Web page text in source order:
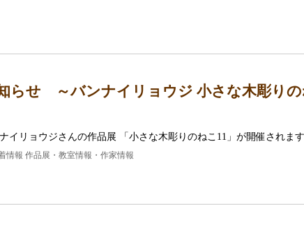
らせ ～バンナイリョウジ 小さな木彫りの
イリョウジさんの作品展 「小さな木彫りのねこ11」が開催されま
情報 作品展・教室情報・作家情報